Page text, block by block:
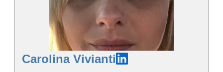
Carolina Vivianti